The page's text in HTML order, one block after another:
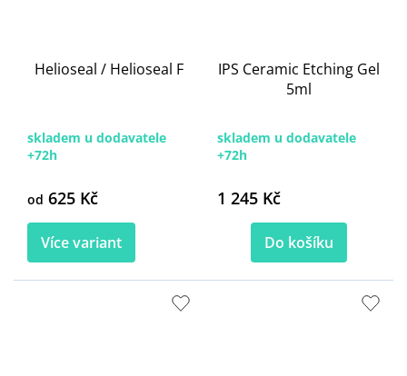
Helioseal / Helioseal F
skladem u dodavatele
+72h
od 625 Kč
Více variant
IPS Ceramic Etching Gel
5ml
skladem u dodavatele
+72h
1 245 Kč
Do košíku